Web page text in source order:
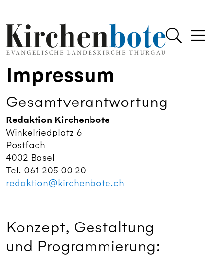
Impressum
Gesamtverantwortung
Redaktion Kirchenbote
Winkelriedplatz 6
Postfach
4002 Basel
Tel. 061 205 00 20
redaktion@kirchenbote.ch
Konzept, Gestaltung
und Programmierung: